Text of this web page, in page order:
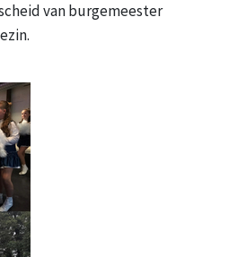
van burgemeester